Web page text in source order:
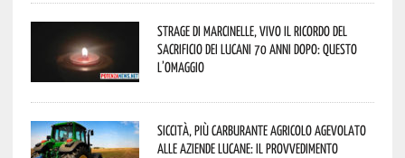
Strage di Marcinelle, vivo il ricordo del
sacrificio dei lucani 70 anni dopo: questo
l’omaggio
Siccità, più carburante agricolo agevolato
alle aziende lucane: il provvedimento